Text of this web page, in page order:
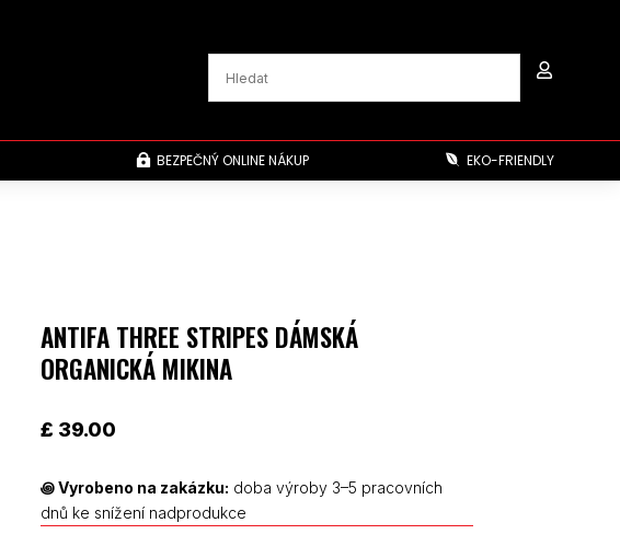

 BEZPEČNÝ ONLINE NÁKUP  EKO-FRIENDLY
ANTIFA THREE STRIPES DÁMSKÁ
ORGANICKÁ MIKINA
£ 39.00
꩜Vyrobeno na zakázku: doba výroby 3–5 pracovních
dnů ke snížení nadprodukce